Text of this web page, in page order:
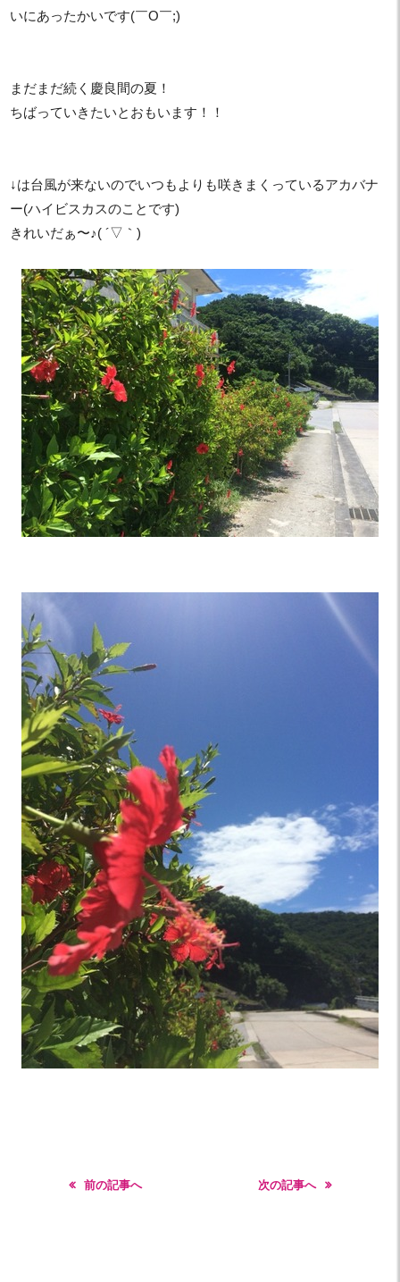
いにあったかいです(￣O￣;)
まだまだ続く慶良間の夏！
ちばっていきたいとおもいます！！
↓は台風が来ないのでいつもよりも咲きまくっているアカバナ
ー(ハイビスカスのことです)
きれいだぁ〜♪( ´▽｀)
前の記事へ 次の記事へ